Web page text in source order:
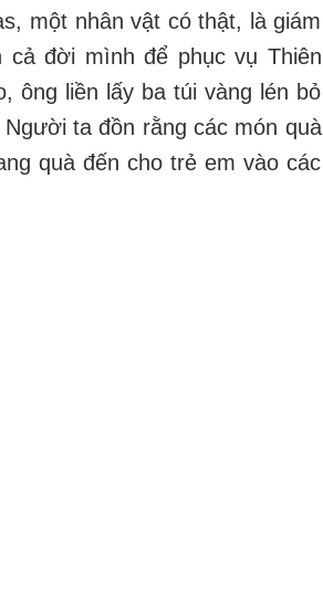
một nhân vật có thật, là giám
đời mình để phục vụ Thiên
ông liền lấy ba túi vàng lén bỏ
ta đồn rằng các món quà
quà đến cho trẻ em vào các